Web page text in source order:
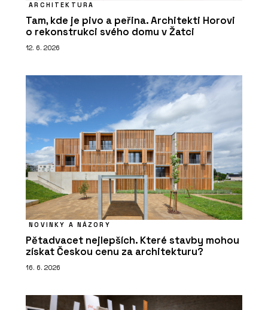
ARCHITEKTURA
Tam, kde je pivo a peřina. Architekti Horovi
o rekonstrukci svého domu v Žatci
12. 6. 2026
NOVINKY A NÁZORY
Pětadvacet nejlepších. Které stavby mohou
získat Českou cenu za architekturu?
16. 6. 2026